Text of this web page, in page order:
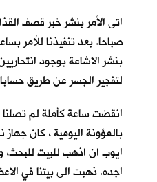
اتى الأمر بنشر خبر قصف
صباحا. بعد تنفيذنا للأمر
بنشر الاشاعة بوجود
لتفجير الجسر عن طريق
انقضت ساعة كأملة لم
بالمؤونة اليومية ، كان
ايوب ان اذهب للبيت للبحث،
اجده. ذهبت الى بيتنا في